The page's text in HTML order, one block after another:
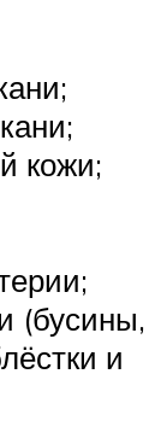
кожи;
(бусины,
и